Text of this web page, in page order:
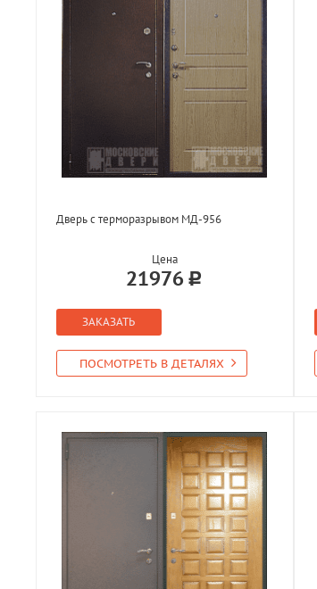
Дверь с терморазрывом МД-956
Цена
21976
ЗАКАЗАТЬ
ПОСМОТРЕТЬ В ДЕТАЛЯХ